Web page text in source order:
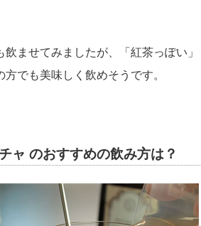
ませてみましたが、「紅茶っぽい
でも美味しく飲めそうです。
ャ のおすすめの飲み方は？